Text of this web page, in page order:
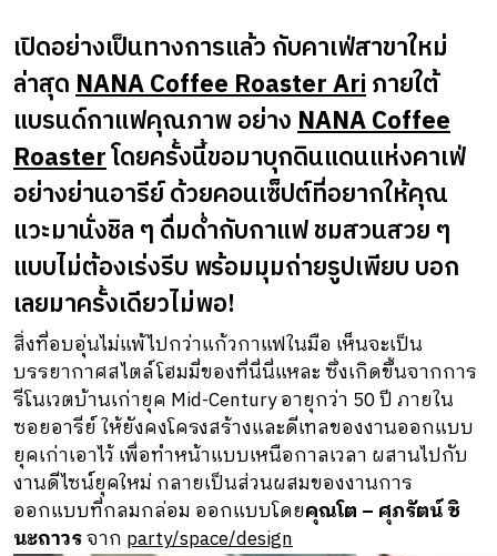
เปิดอย่างเป็นทางการแล้ว กับคาเฟ่สาขาใหม่
ล่าสุดNANA Coffee Roaster Ariภายใต้
แบรนด์กาแฟคุณภาพ อย่างNANA Coffee
Roasterโดยครั้งนี้ขอมาบุกดินแดนแห่งคาเฟ่
อย่างย่านอารีย์ ด้วยคอนเซ็ปต์ที่อยากให้คุณ
แวะมานั่งชิล ๆ ดื่มด่ำกับกาแฟ ชมสวนสวย ๆ
แบบไม่ต้องเร่งรีบ พร้อมมุมถ่ายรูปเพียบ บอก
เลยมาครั้งเดียวไม่พอ!
สิ่งที่อบอุ่นไม่แพ้ไปกว่าแก้วกาแฟในมือ เห็นจะเป็น
บรรยากาศสไตล์โฮมมี่ของที่นี่นี่แหละ ซึ่งเกิดขึ้นจากการ
รีโนเวตบ้านเก่ายุค Mid-Century อายุกว่า 50 ปี ภายใน
ซอยอารีย์ ให้ยังคงโครงสร้างและดีเทลของงานออกแบบ
ยุคเก่าเอาไว้ เพื่อทำหน้าแบบเหนือกาลเวลา ผสานไปกับ
งานดีไซน์ยุคใหม่ กลายเป็นส่วนผสมของงานการ
ออกแบบที่กลมกล่อม ออกแบบโดยคุณโต – ศุภรัตน์ ชิ
นะถาวรจาก party/space/design